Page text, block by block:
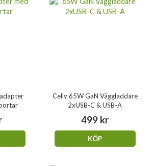
Celly 65W GaN Väggladdare
2xUSB-C & USB-A
499 kr
KÖP